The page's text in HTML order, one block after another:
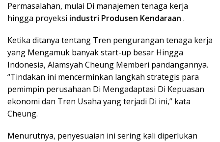
Permasalahan, mulai Di manajemen tenaga kerja
hingga proyeksi industri Produsen Kendaraan .
Ketika ditanya tentang Tren pengurangan tenaga kerja
yang Mengamuk banyak start-up besar Hingga
Indonesia, Alamsyah Cheung Memberi pandangannya.
“Tindakan ini mencerminkan langkah strategis para
pemimpin perusahaan Di Mengadaptasi Di Kepuasan
ekonomi dan Tren Usaha yang terjadi Di ini,” kata
Cheung.
Menurutnya, penyesuaian ini sering kali diperlukan